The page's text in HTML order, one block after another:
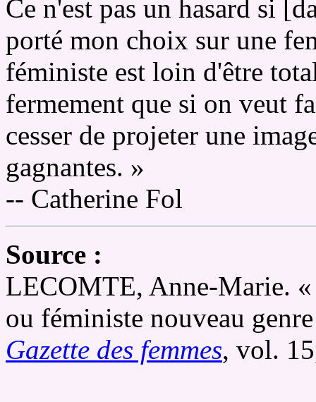
Ce n'est pas un hasard si
porté mon choix sur une
féministe est loin d'être
fermement que si on veut
cesser de projeter une
gagnantes. »
-- Catherine Fol
Source :
LECOMTE, Anne-Marie.
ou féministe nouveau
Gazette des femmes, vol.